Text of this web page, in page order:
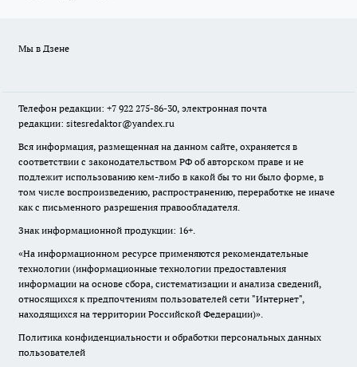
Мы в Дзене
Телефон редакции: +7 922 275-86-30, электронная почта
редакции: sitesredaktor@yandex.ru
Вся информация, размещенная на данном сайте, охраняется в
соответствии с законодательством РФ об авторском праве и не
подлежит использованию кем-либо в какой бы то ни было форме, в
том числе воспроизведению, распространению, переработке не иначе
как с письменного разрешения правообладателя.
Знак информационной продукции: 16+.
«На информационном ресурсе применяются рекомендательные
технологии (информационные технологии предоставления
информации на основе сбора, систематизации и анализа сведений,
относящихся к предпочтениям пользователей сети "Интернет",
находящихся на территории Российской Федерации)».
Политика конфиденциальности и обработки персональных данных
пользователей